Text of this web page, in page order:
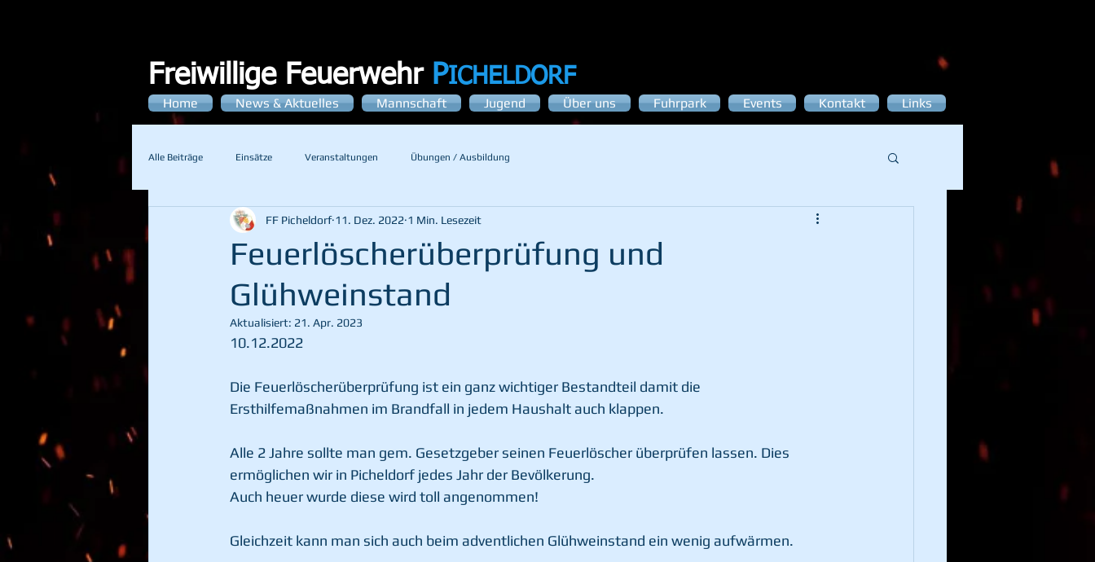
Freiwillige Feuerwehr PICHELDORF
Home News & Aktuelles Mannschaft Jugend Über uns Fuhrpark Events Kontakt Links
Alle Beiträge Einsätze Veranstaltungen Übungen / Ausbildung
Feuerlöscherüberprüfung und
Glühweinstand
FF Picheldorf 11. Dez. 2022 1 Min. Lesezeit
Aktualisiert: 21. Apr. 2023
10.12.2022
Die Feuerlöscherüberprüfung ist ein ganz wichtiger Bestandteil damit die
Ersthilfemaßnahmen im Brandfall in jedem Haushalt auch klappen.
Alle 2 Jahre sollte man gem. Gesetzgeber seinen Feuerlöscher überprüfen lassen. Dies
ermöglichen wir in Picheldorf jedes Jahr der Bevölkerung.
Auch heuer wurde diese wird toll angenommen!
Gleichzeit kann man sich auch beim adventlichen Glühweinstand ein wenig aufwärmen.